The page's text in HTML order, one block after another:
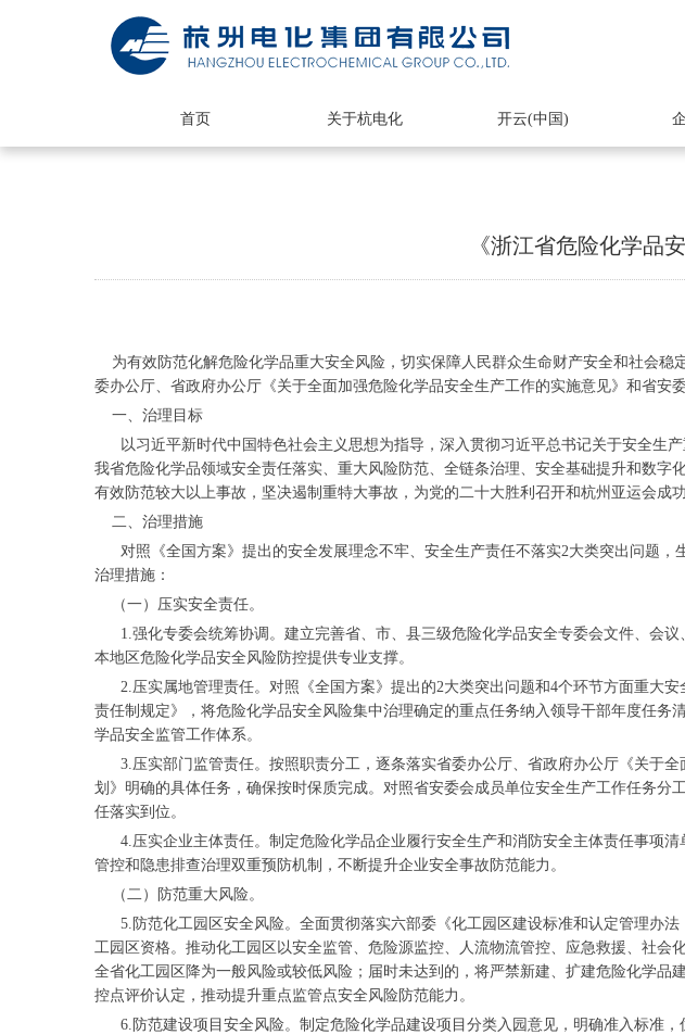
首页 关于杭电化 开云(中国)
《浙江省危险化学品
为有效防范化解危险化学品重大安全风险，切实保障人民群众生命财产安全和社会
委办公厅、省政府办公厅《关于全面加强危险化学品安全生产工作的实施意见》和省安
一、治理目标
以习近平新时代中国特色社会主义思想为指导，深入贯彻习近平总书记关于安全生
我省危险化学品领域安全责任落实、重大风险防范、全链条治理、安全基础提升和数
有效防范较大以上事故，坚决遏制重特大事故，为党的二十大胜利召开和杭州亚运会成
二、治理措施
对照《全国方案》提出的安全发展理念不牢、安全生产责任不落实2大类突出问题，
治理措施：
（一）压实安全责任。
1.强化专委会统筹协调。建立完善省、市、县三级危险化学品安全专委会文件、会
本地区危险化学品安全风险防控提供专业支撑。
2.压实属地管理责任。对照《全国方案》提出的2大类突出问题和4个环节方面重大
责任制规定》，将危险化学品安全风险集中治理确定的重点任务纳入领导干部年度任
学品安全监管工作体系。
3.压实部门监管责任。按照职责分工，逐条落实省委办公厅、省政府办公厅《关于
划》明确的具体任务，确保按时保质完成。对照省安委会成员单位安全生产工作任务
任落实到位。
4.压实企业主体责任。制定危险化学品企业履行安全生产和消防安全主体责任事项
管控和隐患排查治理双重预防机制，不断提升企业安全事故防范能力。
（二）防范重大风险。
5.防范化工园区安全风险。全面贯彻落实六部委《化工园区建设标准和认定管理办
工园区资格。推动化工园区以安全监管、危险源监控、人流物流管控、应急救援、社会
全省化工园区降为一般风险或较低风险；届时未达到的，将严禁新建、扩建危险化学
控点评价认定，推动提升重点监管点安全风险防范能力。
6.防范建设项目安全风险。制定危险化学品建设项目分类入园意见，明确准入标准，